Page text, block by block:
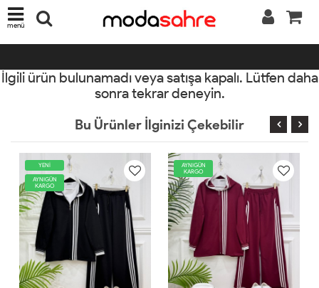
menü
İlgili ürün bulunamadı veya satışa kapalı. Lütfen daha
sonra tekrar deneyin.
Bu Ürünler İlginizi Çekebilir
KARGO
KARGO